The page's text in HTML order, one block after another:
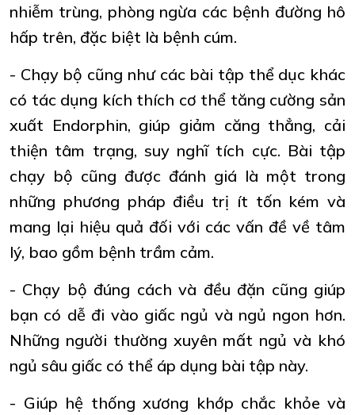
nhiễm trùng, phòng ngừa các bệnh đường hô
hấp trên, đặc biệt là bệnh cúm.
- Chạy bộ cũng như các bài tập thể dục khác
có tác dụng kích thích cơ thể tăng cường sản
xuất Endorphin, giúp giảm căng thẳng, cải
thiện tâm trạng, suy nghĩ tích cực. Bài tập
chạy bộ cũng được đánh giá là một trong
những phương pháp điều trị ít tốn kém và
mang lại hiệu quả đối với các vấn đề về tâm
lý, bao gồm bệnh trầm cảm.
- Chạy bộ đúng cách và đều đặn cũng giúp
bạn có dễ đi vào giấc ngủ và ngủ ngon hơn.
Những người thường xuyên mất ngủ và khó
ngủ sâu giấc có thể áp dụng bài tập này.
- Giúp hệ thống xương khớp chắc khỏe và